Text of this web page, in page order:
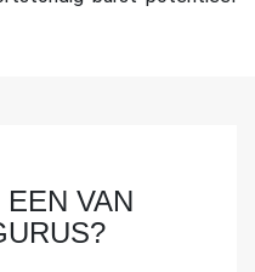
VAN